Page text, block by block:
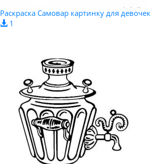
Раскраска Самовар картинку для девочек
1